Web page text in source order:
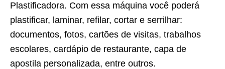
Plastificadora. Com essa máquina você poderá
plastificar, laminar, refilar, cortar e serrilhar:
documentos, fotos, cartões de visitas, trabalhos
escolares, cardápio de restaurante, capa de
apostila personalizada, entre outros.